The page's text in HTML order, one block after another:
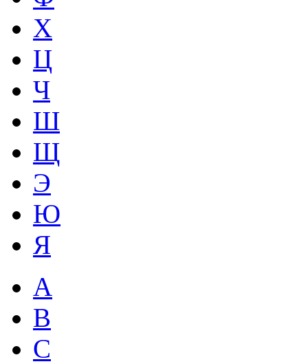
Х
Ц
Ч
Ш
Щ
Э
Ю
Я
A
B
C